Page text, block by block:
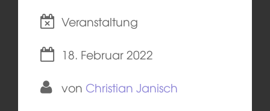
Veranstaltung
18. Februar 2022
von Christian Janisch